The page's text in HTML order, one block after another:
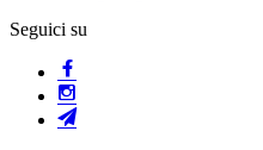
Seguici su